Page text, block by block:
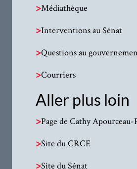
>Médiathèque
>Interventions au Sénat
>Questions au
>Courriers
Aller plus loin
>Page de Cathy Apourceau-
>Site du CRCE
>Site du Sénat